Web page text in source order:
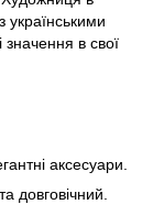
українськими
в свої
аксесуари.
довговічний.